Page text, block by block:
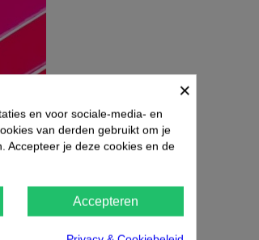
×
en voor sociale-media- en
van derden gebruikt om je
Accepteer je deze cookies en de
Accepteren